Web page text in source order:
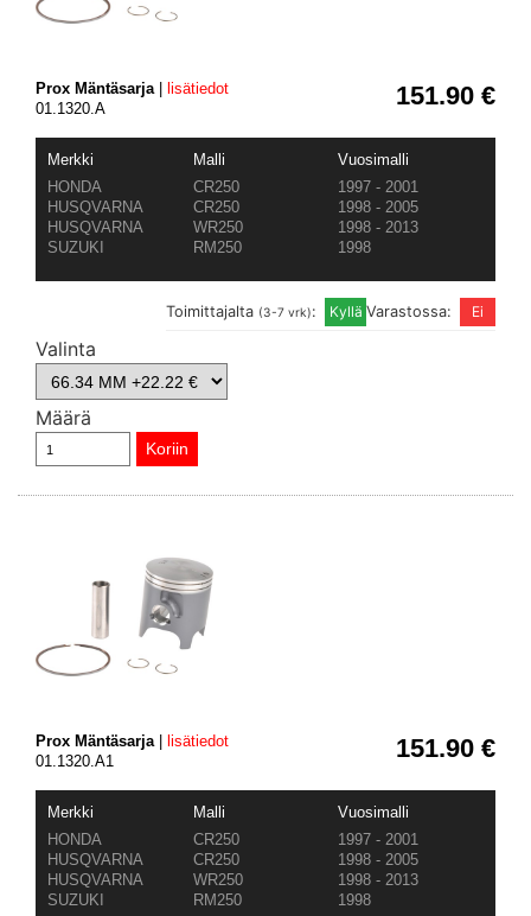
151.90 €
Prox Mäntäsarja|
lisätiedot
01.1320.A
Merkki Malli
Vuosimalli
HONDA
CR250
1997 - 2001
HUSQVARNA
CR250
1998 - 2005
HUSQVARNA
WR250
1998 - 2013
SUZUKI
RM250 1998
Varastossa:
Toimittajalta (3-7 vrk):
Valinta
Määrä
151.90 €
Prox Mäntäsarja|
lisätiedot
01.1320.A1
Merkki Malli
Vuosimalli
HONDA
CR250
1997 - 2001
HUSQVARNA
CR250
1998 - 2005
HUSQVARNA
WR250
1998 - 2013
SUZUKI
RM250 1998